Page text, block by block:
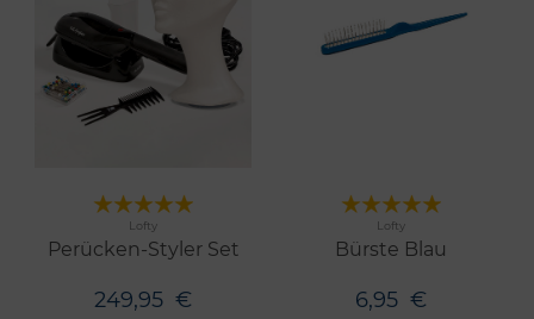
Merken
Lofty
Perücken-Styler Set
249,95 €
Merken
Lofty
Bürste Blau
6,95 €